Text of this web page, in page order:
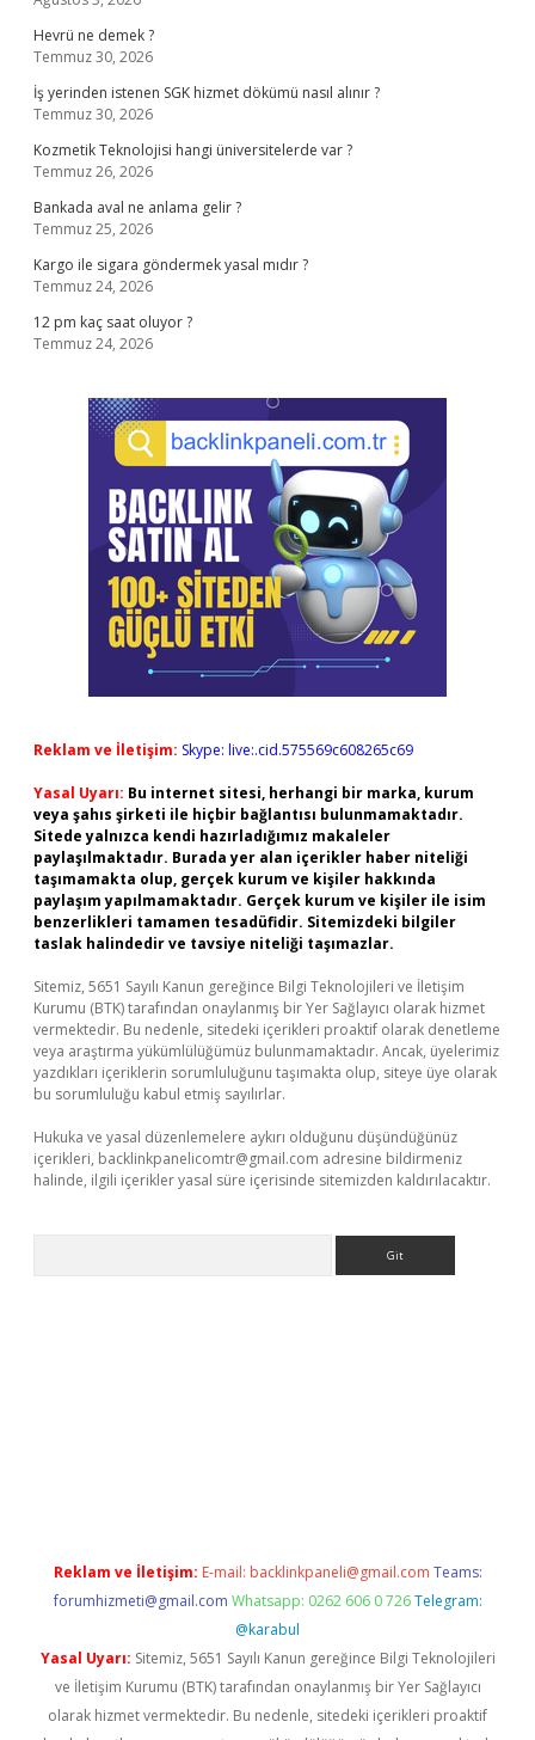
Hevrü ne demek ?
Temmuz 30, 2026
İş yerinden istenen SGK hizmet dökümü nasıl alınır ?
Temmuz 30, 2026
Kozmetik Teknolojisi hangi üniversitelerde var ?
Temmuz 26, 2026
Bankada aval ne anlama gelir ?
Temmuz 25, 2026
Kargo ile sigara göndermek yasal mıdır ?
Temmuz 24, 2026
12 pm kaç saat oluyor ?
Temmuz 24, 2026
Reklam ve İletişim: Skype: live:.cid.575569c608265c69
Yasal Uyarı: Bu internet sitesi, herhangi bir marka, kurum
veya şahıs şirketi ile hiçbir bağlantısı bulunmamaktadır.
Sitede yalnızca kendi hazırladığımız makaleler
paylaşılmaktadır. Burada yer alan içerikler haber niteliği
taşımamakta olup, gerçek kurum ve kişiler hakkında
paylaşım yapılmamaktadır. Gerçek kurum ve kişiler ile isim
benzerlikleri tamamen tesadüfidir. Sitemizdeki bilgiler
taslak halindedir ve tavsiye niteliği taşımazlar.
Sitemiz, 5651 Sayılı Kanun gereğince Bilgi Teknolojileri ve İletişim
Kurumu (BTK) tarafından onaylanmış bir Yer Sağlayıcı olarak hizmet
vermektedir. Bu nedenle, sitedeki içerikleri proaktif olarak denetleme
veya araştırma yükümlülüğümüz bulunmamaktadır. Ancak, üyelerimiz
yazdıkları içeriklerin sorumluluğunu taşımakta olup, siteye üye olarak
bu sorumluluğu kabul etmiş sayılırlar.
Hukuka ve yasal düzenlemelere aykırı olduğunu düşündüğünüz
içerikleri, backlinkpanelicomtr@gmail.com adresine bildirmeniz
halinde, ilgili içerikler yasal süre içerisinde sitemizden kaldırılacaktır.
Reklam ve İletişim: E-mail: backlinkpaneli@gmail.com Teams:
forumhizmeti@gmail.com Whatsapp: 0262 606 0 726 Telegram:
@karabul
Yasal Uyarı: Sitemiz, 5651 Sayılı Kanun gereğince Bilgi Teknolojileri
ve İletişim Kurumu (BTK) tarafından onaylanmış bir Yer Sağlayıcı
olarak hizmet vermektedir. Bu nedenle, sitedeki içerikleri proaktif